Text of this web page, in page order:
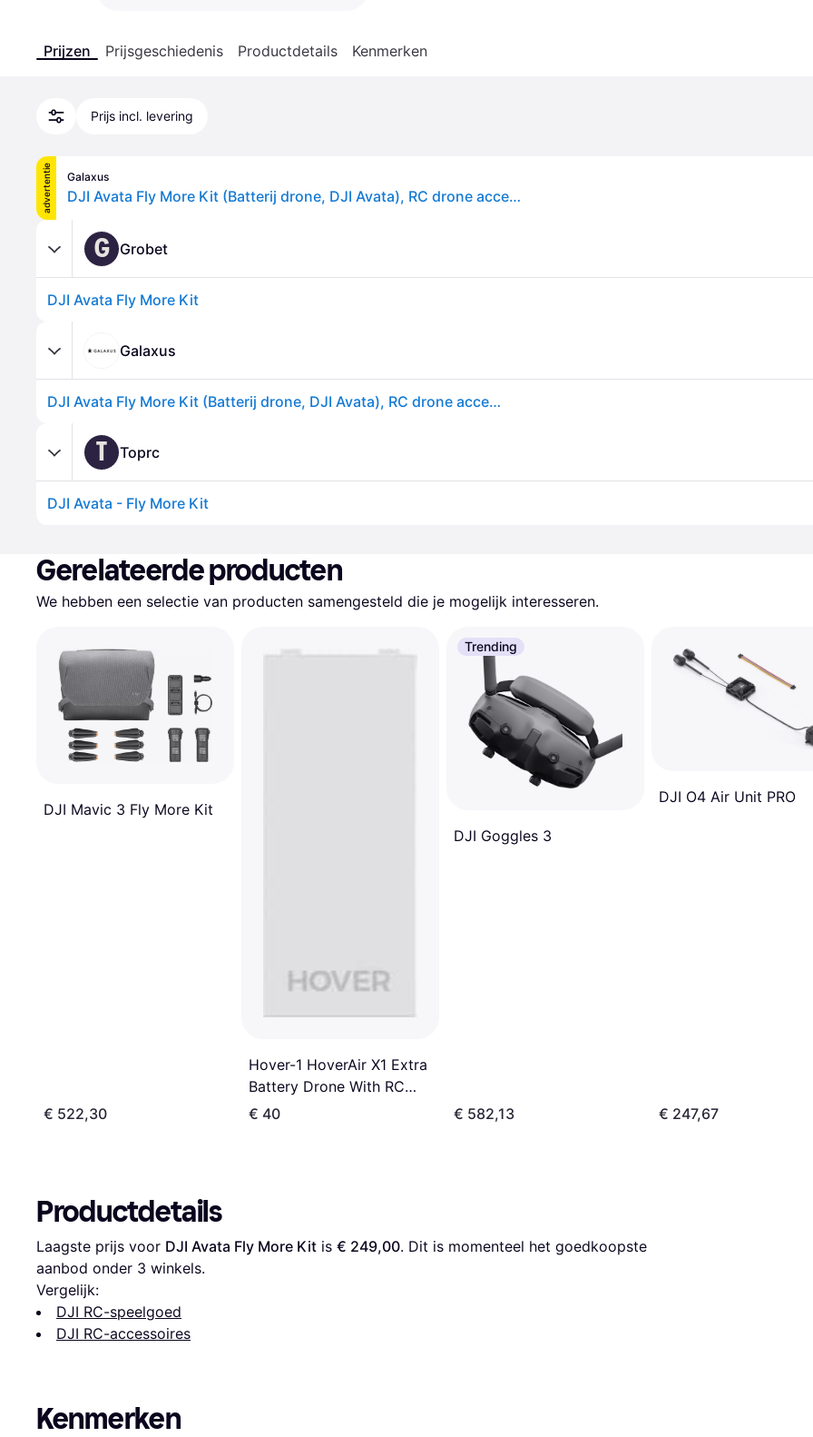
Prijzen Prijsgeschiedenis Productdetails Kenmerken
Prijs incl. levering
advertentie Galaxus
DJI Avata Fly More Kit (Batterij drone, DJI Avata), RC drone accessoires, Zwart
G Grobet
DJI Avata Fly More Kit
Galaxus
DJI Avata Fly More Kit (Batterij drone, DJI Avata), RC drone accessoires, Zwart
T Toprc
DJI Avata - Fly More Kit
Gerelateerde producten
We hebben een selectie van producten samengesteld die je mogelijk interesseren.
DJI Mavic 3 Fly More Kit
€ 522,30
Hover-1 HoverAir X1 Extra
Battery Drone With RC
Drone
€ 40
Trending
DJI Goggles 3
€ 582,13
DJI O4 Air Unit PRO
€ 247,67
Productdetails
Laagste prijs voor DJI Avata Fly More Kit is € 249,00. Dit is momenteel het goedkoopste
aanbod onder 3 winkels.
Vergelijk:
DJI RC-speelgoed
DJI RC-accessoires
Kenmerken